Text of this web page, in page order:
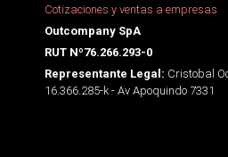
Cotizaciones y ventas a empresas
Outcompany SpA
RUT Nº76.266.293-0
Representante Legal: Cristobal
16.366.285-k - Av Apoquindo 7331